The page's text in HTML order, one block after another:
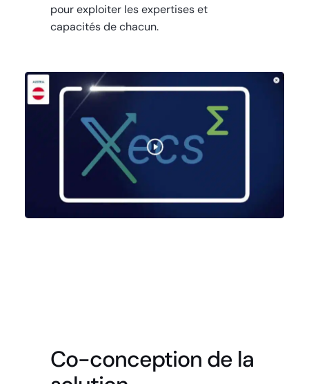
pour exploiter les expertises et
capacités de chacun.
Co-conception de la